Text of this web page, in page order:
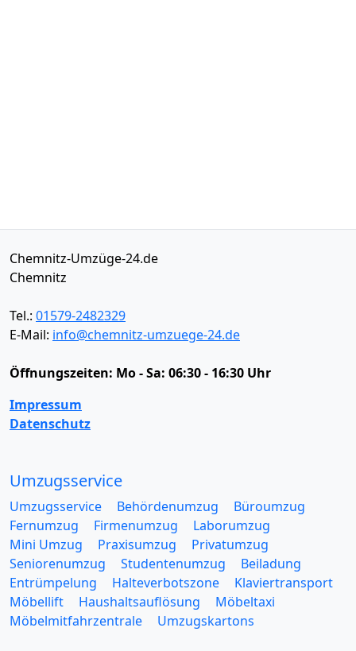
Chemnitz-Umzüge-24.de
Chemnitz
Tel.: 01579-2482329
E-Mail: info@chemnitz-umzuege-24.de
Öffnungszeiten: Mo - Sa: 06:30 - 16:30 Uhr
Impressum
Datenschutz
Umzugsservice
Umzugsservice Behördenumzug
Büroumzug
Fernumzug
Firmenumzug
Laborumzug
Mini Umzug
Praxisumzug
Privatumzug
Seniorenumzug
Studentenumzug
Beiladung
Entrümpelung
Halteverbotszone
Klaviertransport
Möbellift
Haushaltsauflösung
Möbeltaxi
Möbelmitfahrzentrale
Umzugskartons